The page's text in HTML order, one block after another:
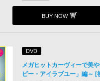
BUY NOW
DVD
メガヒットカーヴィーで美
ビー・アイラブユー」編～ [